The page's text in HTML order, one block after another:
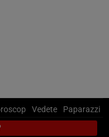
Vedete Paparazzi